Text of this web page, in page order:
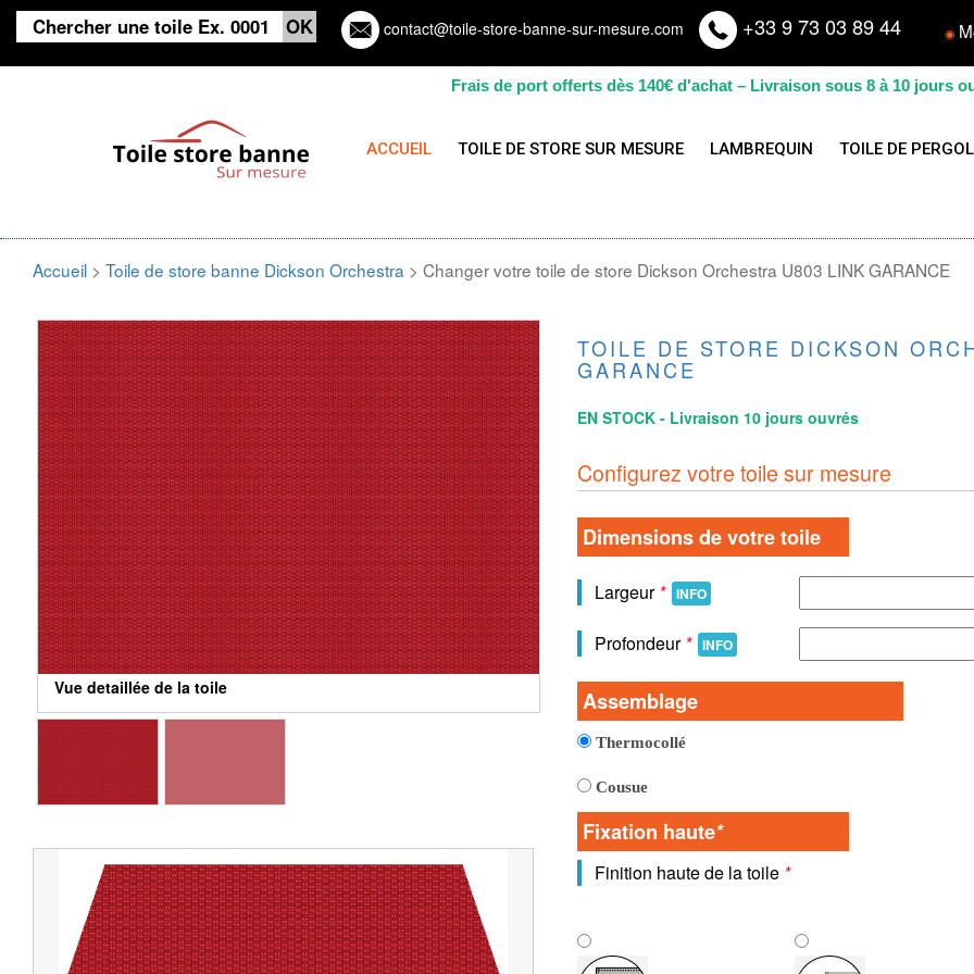
contact@toile-store-banne-sur-mesure.com +33 9 73 03 89 44 ◉
Frais de port offerts dès 140€ d'achat – Livraison sous 8 à 10 jours
ACCUEIL TOILE DE STORE SUR MESURE LAMBREQUIN TOILE DE
Accueil >Toile de store banne Dickson Orchestra > Changer votre toile de store Dickson Orchestra U803 LINK GARANCE
Vue detaillée de la toile Vue générale de la toile
TOILE DE STORE DICKSON
GARANCE
EN STOCK - Livraison 10 jours ouvrés
Configurez votre toile sur mesure
Dimensions de votre toile
Largeur * INFO
Profondeur * INFO
Assemblage
Thermocollé
Cousue
Fixation haute*
Finition haute de la toile *